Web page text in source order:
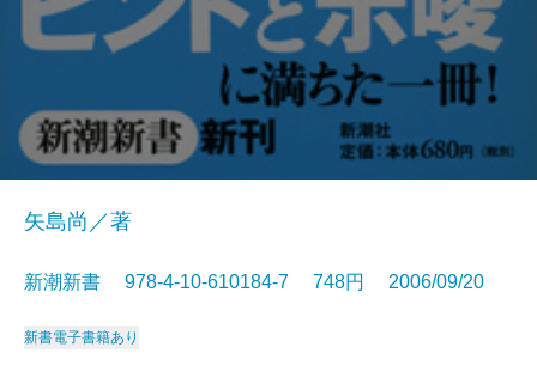
矢島尚／著
新潮新書 978-4-10-610184-7 748円 2006/09/20
新書電子書籍あり